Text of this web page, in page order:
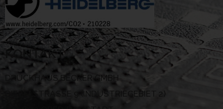
KONTAKT
DRUCKHAUS BECKER GMBH
DIESELSTRASSE 9 (INDUSTRIEGEBIET 2)